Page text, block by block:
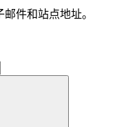
件和站点地址。